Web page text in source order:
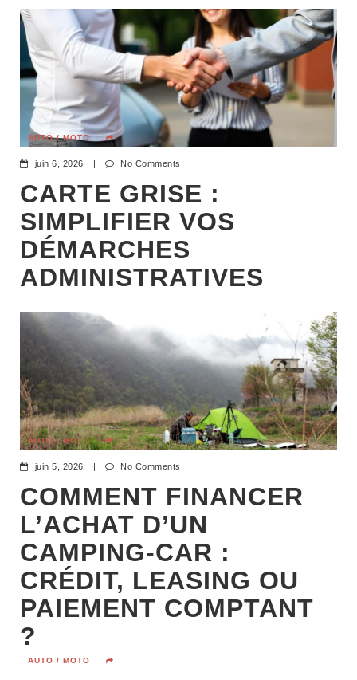
AUTO / MOTO
juin 6, 2026 No Comments
CARTE GRISE :
SIMPLIFIER VOS
DÉMARCHES
ADMINISTRATIVES
AUTO / MOTO
juin 5, 2026 No Comments
COMMENT FINANCER
L’ACHAT D’UN
CAMPING-CAR :
CRÉDIT, LEASING OU
PAIEMENT COMPTANT
?
AUTO / MOTO